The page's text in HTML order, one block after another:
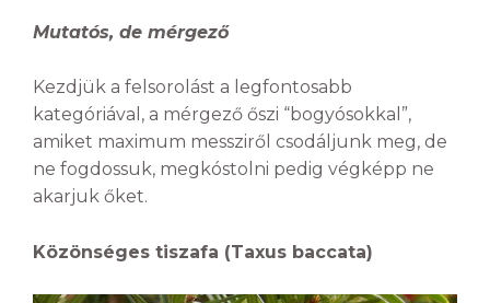
Mutatós, de mérgező
Kezdjük a felsorolást a legfontosabb
kategóriával, a mérgező őszi “bogyósokkal”,
amiket maximum messziről csodáljunk meg, de
ne fogdossuk, megkóstolni pedig végképp ne
akarjuk őket.
Közönséges tiszafa (Taxus baccata)